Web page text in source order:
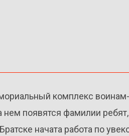
комплекс воинам-
нем появятся фамилии
начата работа по